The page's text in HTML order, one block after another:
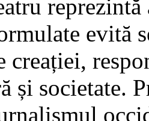
evită
creației,
și societate.